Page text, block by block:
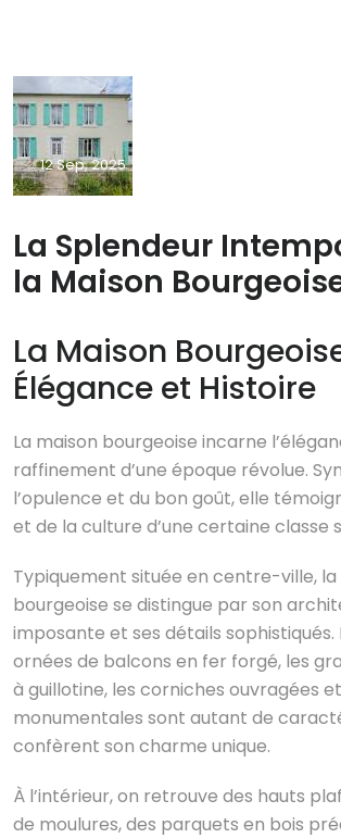
12 Sep, 2025
La Splendeur
la Maison
La Maison
Élégance et Histoire
La maison bourgeoise incarne
raffinement d’une époque révolue.
l’opulence et du bon goût, elle
et de la culture d’une certaine classe
Typiquement située en centre-ville, la
bourgeoise se distingue par son
imposante et ses détails sophistiqués.
ornées de balcons en fer forgé, les
à guillotine, les corniches ouvragées
monumentales sont autant de
confèrent son charme unique.
À l’intérieur, on retrouve des hauts
de moulures, des parquets en bois